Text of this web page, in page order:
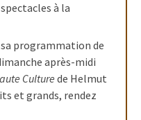
à la
programmation de
après-midi
Culture de Helmut
et grands, rendez